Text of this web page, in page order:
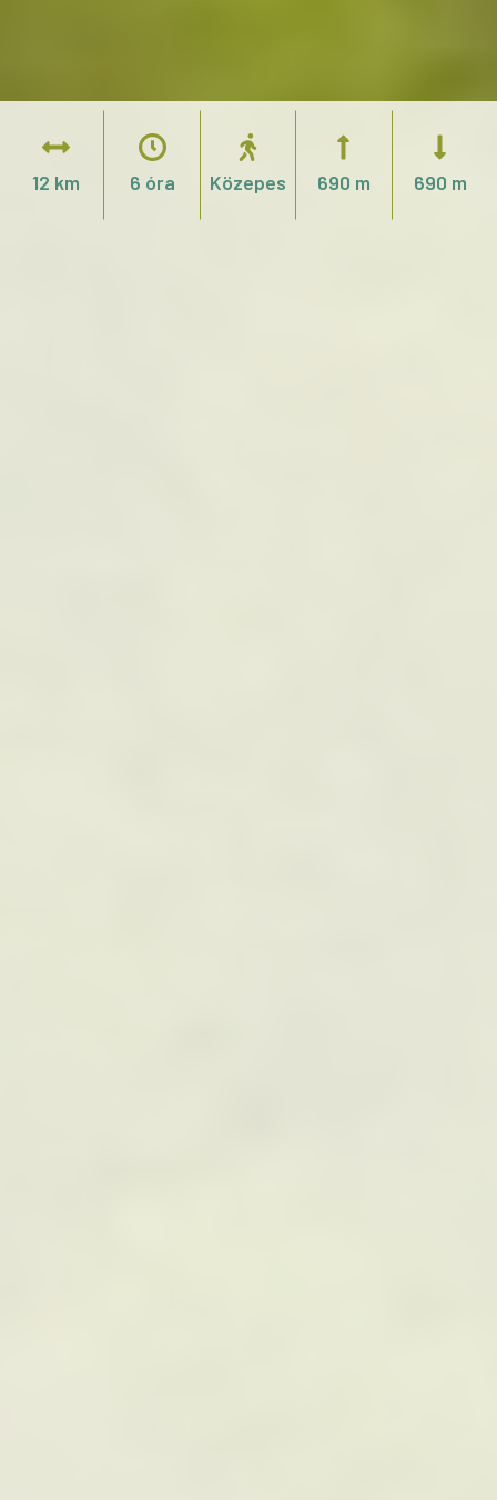
12 km 6 óra Közepes 690 m 690 m